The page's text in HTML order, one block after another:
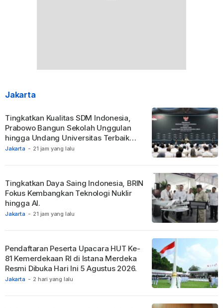
Jakarta
Jakarta - 21 jam yang lalu
Tingkatkan Kualitas SDM Indonesia,
Prabowo Bangun Sekolah Unggulan
hingga Undang Universitas Terbaik
Dunia.
Jakarta - 21 jam yang lalu
Tingkatkan Daya Saing Indonesia, BRIN
Fokus Kembangkan Teknologi Nuklir
hingga AI.
Jakarta - 2 hari yang lalu
Pendaftaran Peserta Upacara HUT Ke-
81 Kemerdekaan RI di Istana Merdeka
Resmi Dibuka Hari Ini 5 Agustus 2026.